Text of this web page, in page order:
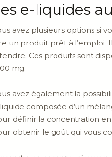
e-liquides
avez plusieurs options si
un produit prêt à l’emploi.
Ces produits sont
mg.
avez également la
composée d’un
définir la concentration
obtenir le goût qui vous